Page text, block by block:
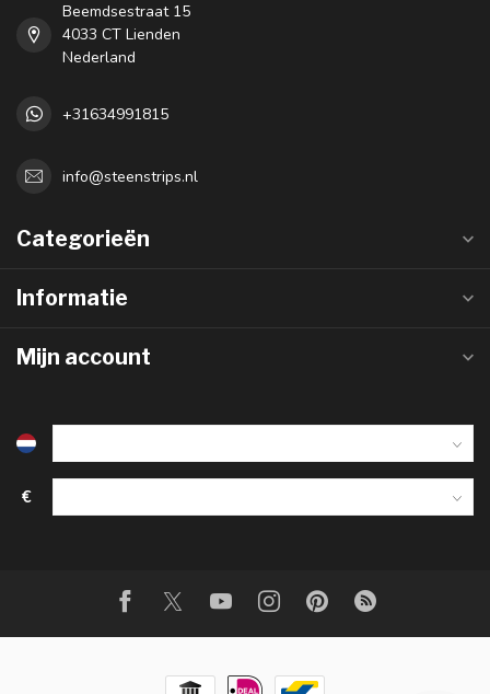
Beemdsestraat 15
4033 CT Lienden
Nederland
+31634991815
info@steenstrips.nl
Categorieën
Informatie
Mijn account
€